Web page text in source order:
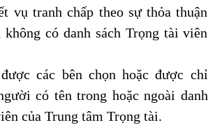
vụ tranh chấp theo sự thỏa thuận
không có danh sách Trọng tài viên
các bên chọn hoặc được chỉ
có tên trong hoặc ngoài danh
của Trung tâm Trọng tài.